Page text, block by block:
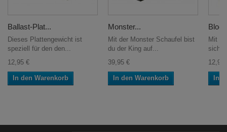
Ballast-Plat...
Dieses Plattengewicht ist
speziell für den den...
12,95 €
In den Warenkorb
Monster...
Mit der Monster Schaufel bist
du der King auf...
39,95 €
In den Warenkorb
Mit
sich
12,95
In